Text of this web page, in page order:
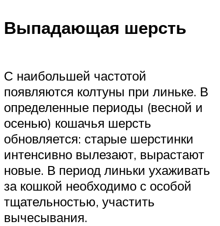
Выпадающая шерсть
С наибольшей частотой
появляются колтуны при линьке. В
определенные периоды (весной и
осенью) кошачья шерсть
обновляется: старые шерстинки
интенсивно вылезают, вырастают
новые. В период линьки ухаживать
за кошкой необходимо с особой
тщательностью, участить
вычесывания.